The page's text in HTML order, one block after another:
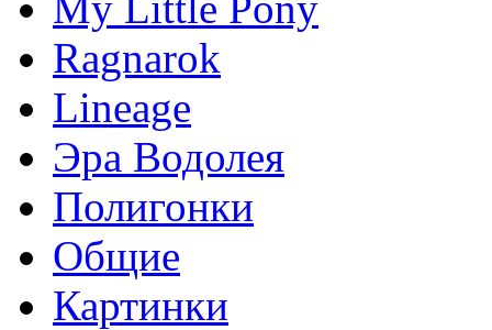
Ragnarok
Lineage
Эра Водолея
Полигонки
Общие
Картинки